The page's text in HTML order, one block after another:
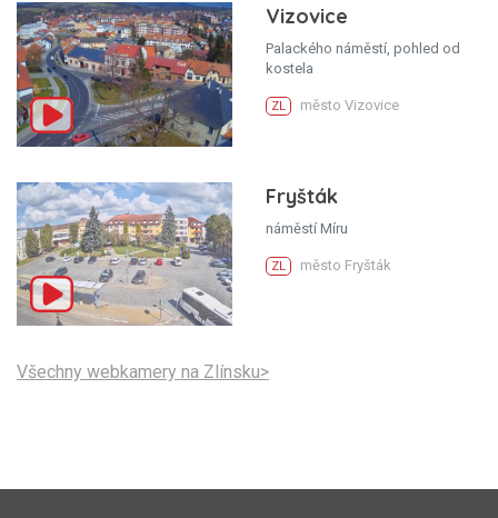
Vizovice
Palackého náměstí, pohled od
kostela
ZL město Vizovice
Fryšták
náměstí Míru
ZL město Fryšták
Všechny webkamery na Zlínsku>